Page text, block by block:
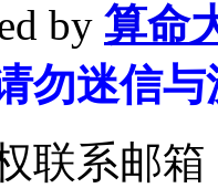
by 算命
勿迷信与
联系邮箱